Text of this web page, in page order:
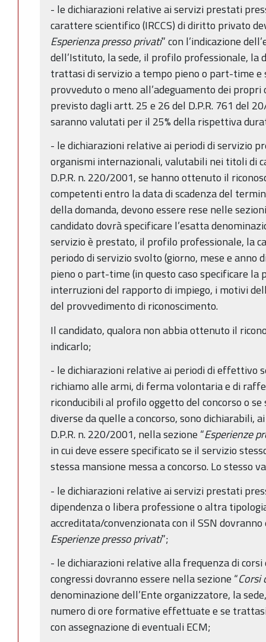
- le dichiarazioni relative ai servizi prestati
carattere scientifico (IRCCS) di diritto privato
Esperienza presso privati” con l’indicazione
dell’Istituto, la sede, il profilo professionale, la
trattasi di servizio a tempo pieno o part-time
provveduto o meno all’adeguamento dei
previsto dagli artt. 25 e 26 del D.P.R. 761 del
saranno valutati per il 25% della rispettiva
- le dichiarazioni relative ai periodi di servizio
organismi internazionali, valutabili nei titoli di
D.P.R. n. 220/2001, se hanno ottenuto il
competenti entro la data di scadenza del
della domanda, devono essere rese nelle
candidato dovrà specificare l’esatta
servizio è prestato, il profilo professionale, la
periodo di servizio svolto (giorno, mese e anno
pieno o part-time (in questo caso specificare la
interruzioni del rapporto di impiego, i motivi
del provvedimento di riconoscimento.
Il candidato, qualora non abbia ottenuto il
indicarlo;
- le dichiarazioni relative ai periodi di effettivo
richiamo alle armi, di ferma volontaria e di
riconducibili al profilo oggetto del concorso o
diverse da quelle a concorso, sono dichiarabili,
D.P.R. n. 220/2001, nella sezione “Esperienze
in cui deve essere specificato se il servizio
stessa mansione messa a concorso. Lo stesso
- le dichiarazioni relative ai servizi prestati
dipendenza o libera professione o altra
accreditata/convenzionata con il SSN
Esperienze presso privati”;
- le dichiarazioni relative alla frequenza di
congressi dovranno essere nella sezione “Corsi
denominazione dell’Ente organizzatore, la
numero di ore formative effettuate e se
con assegnazione di eventuali ECM;